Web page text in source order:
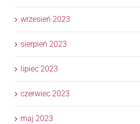
wrzesień 2023
sierpień 2023
lipiec 2023
czerwiec 2023
maj 2023